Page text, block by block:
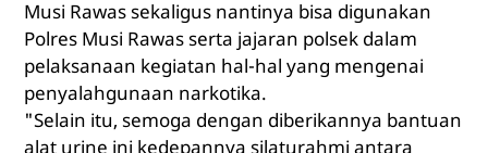
Musi Rawas sekaligus nantinya bisa digunakan
Polres Musi Rawas serta jajaran polsek dalam
pelaksanaan kegiatan hal-hal yang mengenai
penyalahgunaan narkotika.
"Selain itu, semoga dengan diberikannya bantuan
alat urine ini kedepannya silaturahmi antara